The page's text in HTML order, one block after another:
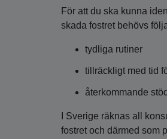
För att du ska kunna
skada fostret behövs
tydliga rutiner
tillräckligt med tid
återkommande
I Sverige räknas all
fostret och därmed som